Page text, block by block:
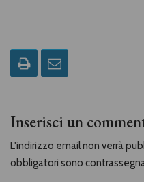
Inserisci un
L'indirizzo email non verrà
obbligatori sono